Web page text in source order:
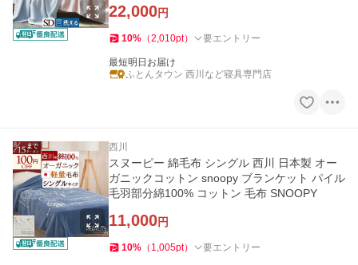
22,000円
10% （2,010pt） 要エントリー
最短明日お届け
ふとんタウン 西川など寝具専門店
西川
スヌーピー 綿毛布 シングル 西川 日本製 オー
ガニックコットン snoopy ブランケット パイル
毛羽部分綿100% コットン 毛布 SNOOPY
11,000円
10% （ 1,005pt） 要エントリー